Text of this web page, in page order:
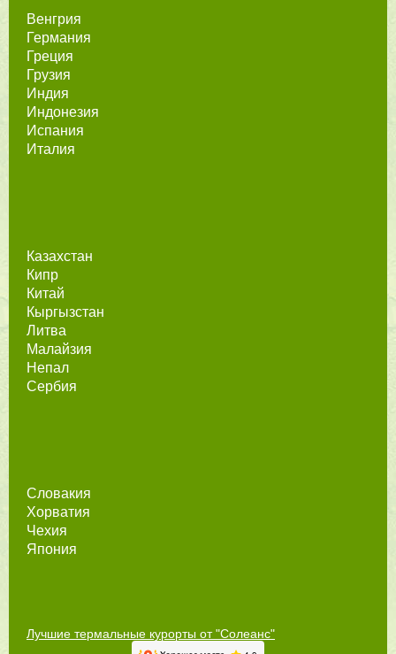
Венгрия
Германия
Греция
Грузия
Индия
Индонезия
Испания
Италия
Казахстан
Кипр
Китай
Кыргызстан
Литва
Малайзия
Непал
Сербия
Словакия
Хорватия
Чехия
Япония
Лучшие термальные курорты от "Солеанс"